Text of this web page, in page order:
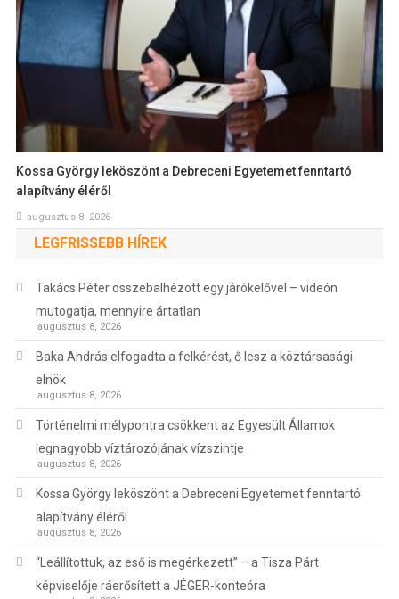
Kossa György leköszönt a Debreceni Egyetemet fenntartó
alapítvány éléről
augusztus 8, 2026
LEGFRISSEBB HÍREK
Takács Péter összebalhézott egy járókelővel – videón
mutogatja, mennyire ártatlan
augusztus 8, 2026
Baka András elfogadta a felkérést, ő lesz a köztársasági
elnök
augusztus 8, 2026
Történelmi mélypontra csökkent az Egyesült Államok
legnagyobb víztározójának vízszintje
augusztus 8, 2026
Kossa György leköszönt a Debreceni Egyetemet fenntartó
alapítvány éléről
augusztus 8, 2026
“Leállítottuk, az eső is megérkezett” – a Tisza Párt
képviselője ráerősített a JÉGER-konteóra